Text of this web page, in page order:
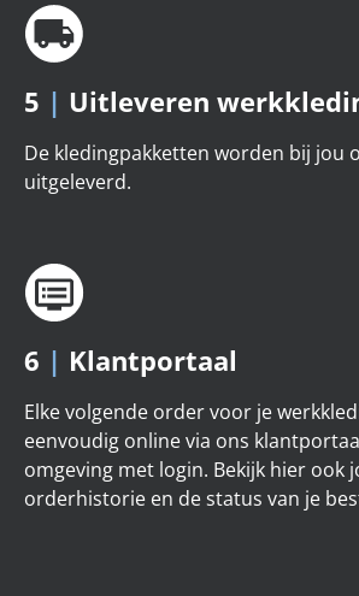
5 | Uitleveren
De kledingpakketten worden bij jou
uitgeleverd.
6 | Klantportaal
Elke volgende order voor je
eenvoudig online via ons
omgeving met login. Bekijk hier ook
orderhistorie en de status van je